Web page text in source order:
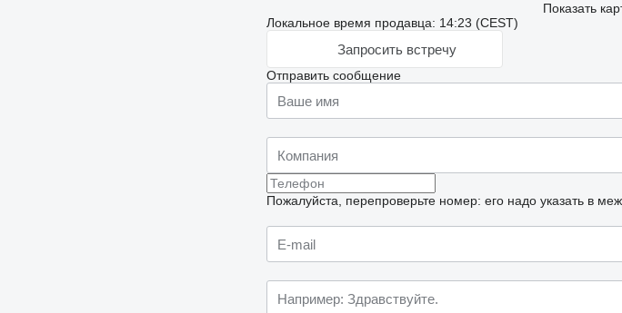
Показать
Локальное время продавца: 14:23 (CEST)
Запросить встречу
Отправить сообщение
Пожалуйста, перепроверьте номер: его надо указать в